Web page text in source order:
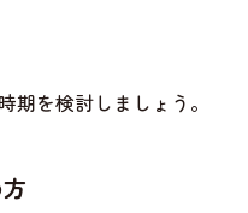
期を検討しましょう。